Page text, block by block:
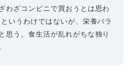
わざコンビニで買おうとは思わ
いうわけではないが、栄養バラ
思う。食生活が乱れがちな独り